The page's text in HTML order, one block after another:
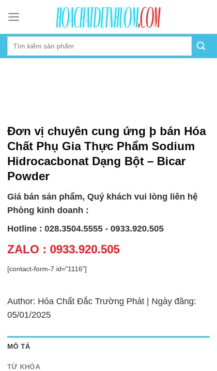
content
Đơn vị chuyên cung ứng þ bán Hóa
Chất Phụ Gia Thực Phẩm Sodium
Hidrocacbonat Dạng Bột – Bicar
Powder
Giá bán sản phẩm, Quý khách vui lòng liên hệ
Phòng kinh doanh :
Hotline : 028.3504.5555 - 0933.920.505
ZALO : 0933.920.505
[contact-form-7 id="1116"]
Author: Hóa Chất Đắc Trường Phát | Ngày đăng:
05/01/2025
MÔ TẢ
TỪ KHÓA